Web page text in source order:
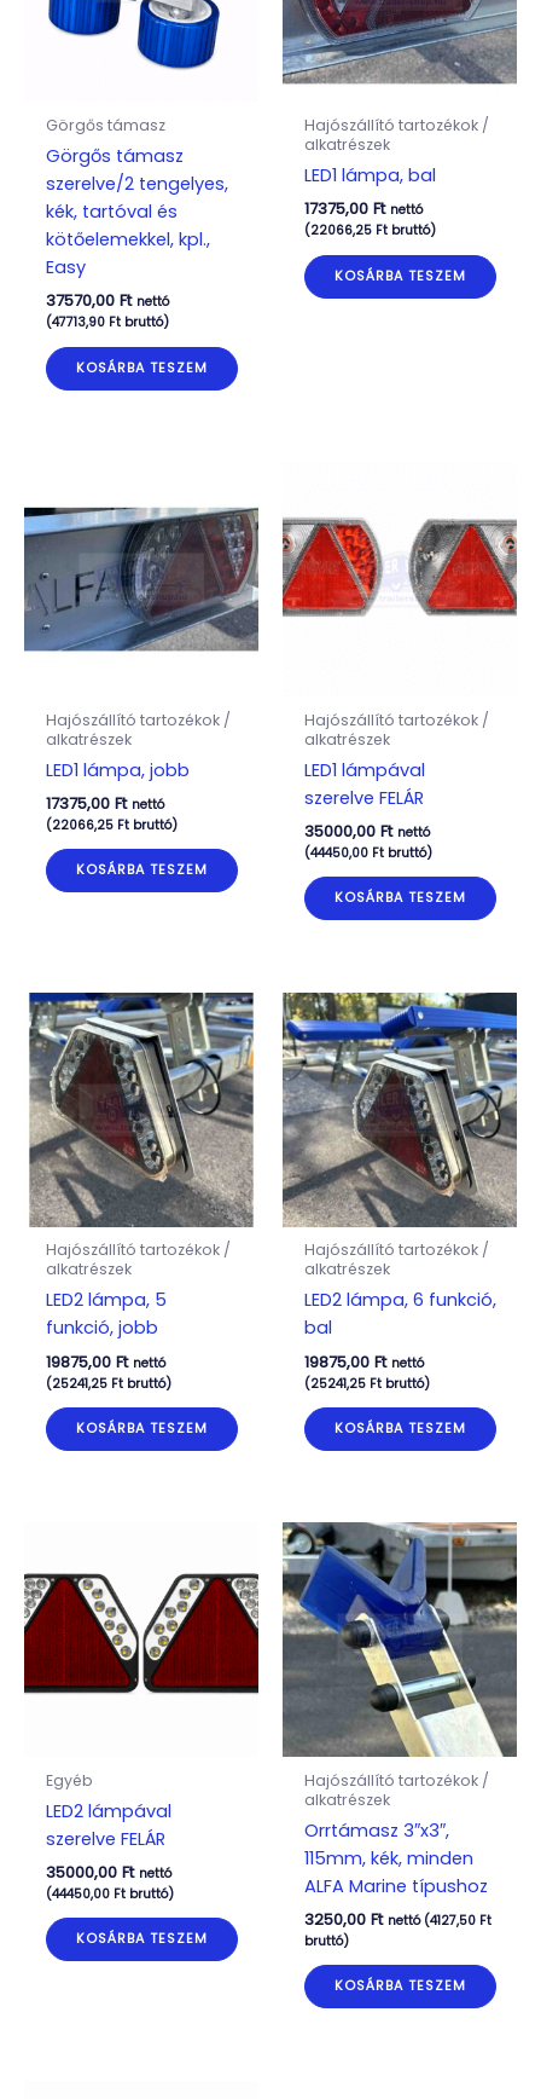
Görgős támasz
Görgős támasz
szerelve/2 tengelyes,
kék, tartóval és
kötőelemekkel, kpl.,
Easy
37570,00 Ft nettó
(47713,90 Ftbruttó)
KOSÁRBA TESZEM
Hajószállító tartozékok /
alkatrészek
LED1 lámpa, bal
17375,00 Ft nettó
(22066,25 Ftbruttó)
KOSÁRBA TESZEM
Hajószállító tartozékok /
alkatrészek
LED1 lámpa, jobb
17375,00 Ft nettó
(22066,25 Ftbruttó)
KOSÁRBA TESZEM
Hajószállító tartozékok /
alkatrészek
LED1 lámpával
szerelve FELÁR
35000,00 Ft nettó
(44450,00 Ftbruttó)
KOSÁRBA TESZEM
Hajószállító tartozékok /
alkatrészek
LED2 lámpa, 5
funkció, jobb
19875,00 Ft nettó
(25241,25 Ftbruttó)
KOSÁRBA TESZEM
Hajószállító tartozékok /
alkatrészek
LED2 lámpa, 6 funkció,
bal
19875,00 Ft nettó
(25241,25 Ftbruttó)
KOSÁRBA TESZEM
Egyéb
LED2 lámpával
szerelve FELÁR
35000,00 Ft nettó
(44450,00 Ftbruttó)
KOSÁRBA TESZEM
Hajószállító tartozékok /
alkatrészek
Orrtámasz 3″x3″,
115mm, kék, minden
ALFA Marine típushoz
3250,00 Ft nettó (4127,50 Ft
bruttó)
KOSÁRBA TESZEM